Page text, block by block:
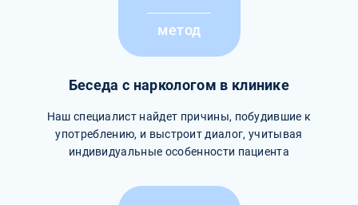
метод
Беседа с наркологом в клинике
Наш специалист найдет причины, побудившие к
употреблению, и выстроит диалог, учитывая
индивидуальные особенности пациента